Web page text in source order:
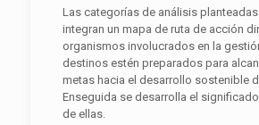
Las categorías de análisis planteadas
integran un mapa de ruta de acción
organismos involucrados en la
destinos estén preparados para
metas hacia el desarrollo sostenible
Enseguida se desarrolla el
de ellas.